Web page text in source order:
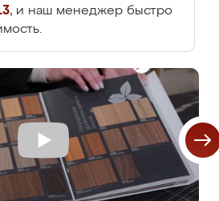
, и наш менеджер быстро